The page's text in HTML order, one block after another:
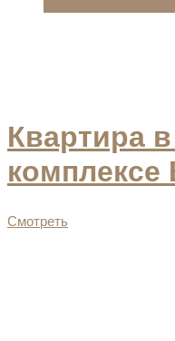
Квартира
комплексе
Смотреть